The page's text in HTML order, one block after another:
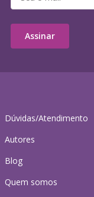
Dúvidas/Atendimento
Autores
Blog
Quem somos
Assinar